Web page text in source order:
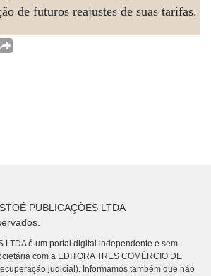
de futuros reajustes de suas tarifas.
PUBLICAÇÕES LTDA
LTDA é um portal digital independente e sem
com a EDITORA TRES COMÉRCIO DE
judicial). Informamos também que não